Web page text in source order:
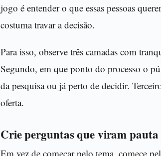
jogo é entender o que essas pessoas
costuma travar a decisão.
Para isso, observe três camadas com
Segundo, em que ponto do processo o
da pesquisa ou já perto de decidir.
oferta.
Crie perguntas que viram pauta
Em vez de começar pelo tema, comece